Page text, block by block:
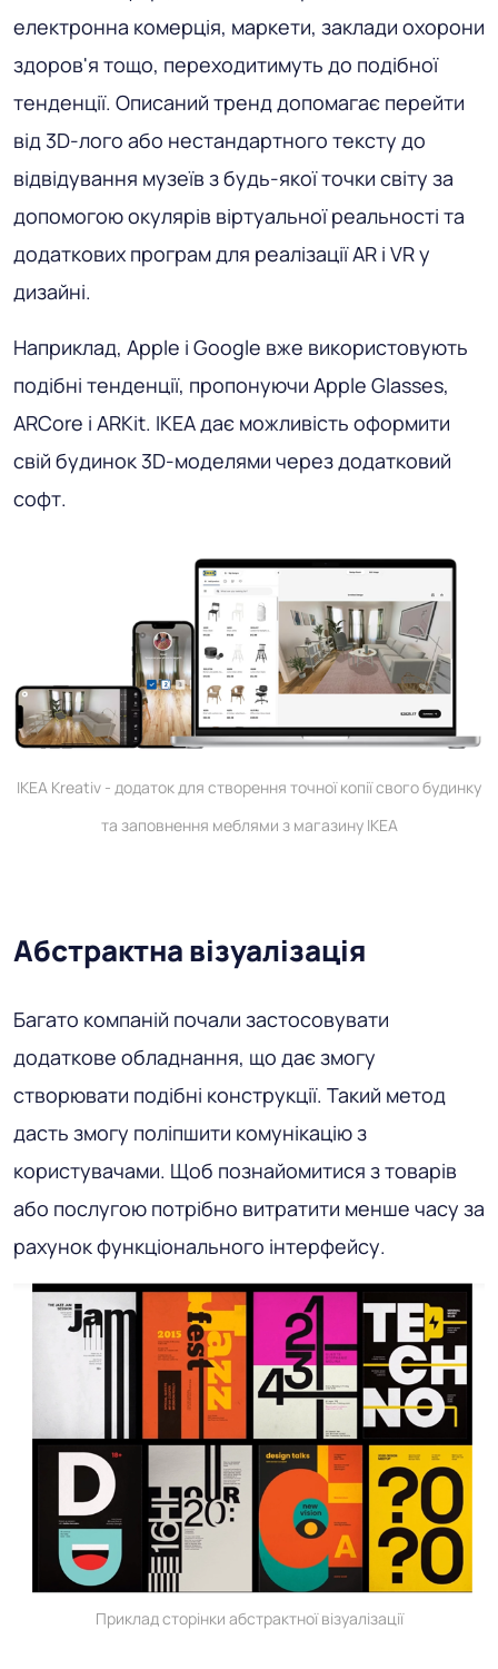
електронна комерція, маркети, заклади охорони
здоров'я тощо, переходитимуть до подібної
тенденції. Описаний тренд допомагає перейти
від 3D-лого або нестандартного тексту до
відвідування музеїв з будь-якої точки світу за
допомогою окулярів віртуальної реальності та
додаткових програм для реалізації AR і VR у
дизайні.
Наприклад, Apple і Google вже використовують
подібні тенденції, пропонуючи Apple Glasses,
ARCore і ARKit. IKEA дає можливість оформити
свій будинок 3D-моделями через додатковий
софт.
IKEA Kreativ - додаток для створення точної копії свого будинку
та заповнення меблями з магазину IKEA
Абстрактна візуалізація
Багато компаній почали застосовувати
додаткове обладнання, що дає змогу
створювати подібні конструкції. Такий метод
дасть змогу поліпшити комунікацію з
користувачами. Щоб познайомитися з товарів
або послугою потрібно витратити менше часу за
рахунок функціонального інтерфейсу.
Приклад сторінки абстрактної візуалізації